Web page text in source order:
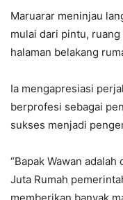
Maruarar meninjau
mulai dari pintu,
halaman belakang
Ia mengapresiasi
berprofesi sebagai
sukses menjadi
“Bapak Wawan
Juta Rumah